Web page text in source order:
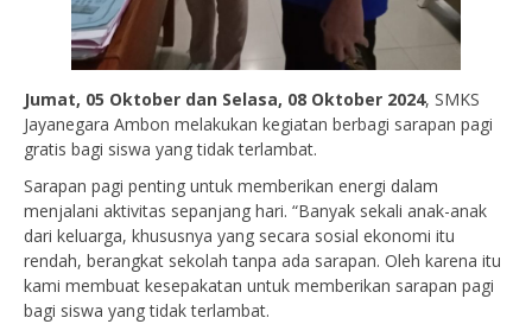
Jumat, 05 Oktober dan Selasa, 08 Oktober 2024, SMKS
Jayanegara Ambon melakukan kegiatan berbagi sarapan pagi
gratis bagi siswa yang tidak terlambat.
Sarapan pagi penting untuk memberikan energi dalam
menjalani aktivitas sepanjang hari. “Banyak sekali anak-anak
dari keluarga, khususnya yang secara sosial ekonomi itu
rendah, berangkat sekolah tanpa ada sarapan. Oleh karena itu
kami membuat kesepakatan untuk memberikan sarapan pagi
bagi siswa yang tidak terlambat.